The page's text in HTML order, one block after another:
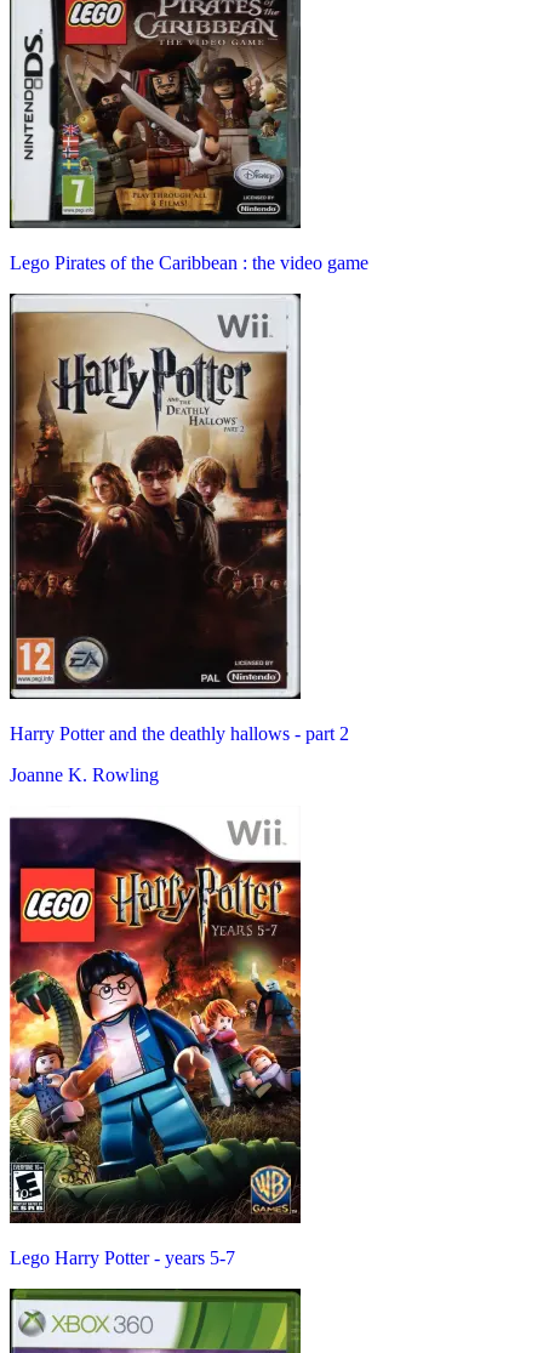
Lego Pirates of the Caribbean : the video game
Harry Potter and the deathly hallows - part 2
Joanne K. Rowling
Lego Harry Potter - years 5-7